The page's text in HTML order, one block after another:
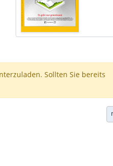
Sollten Sie bereits